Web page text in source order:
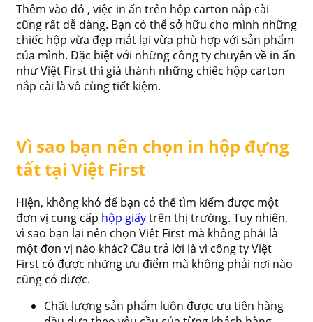
Thêm vào đó , việc in ấn trên hộp carton nắp cài
cũng rất dễ dàng. Bạn có thể sở hữu cho mình những
chiếc hộp vừa đẹp mắt lại vừa phù hợp với sản phẩm
của mình. Đặc biệt với những công ty chuyên về in ấn
như Việt First thì giá thành những chiếc hộp carton
nắp cài là vô cùng tiết kiệm.
Vì sao bạn nên chọn in hộp đựng
tất tại Việt First
Hiện, không khó để bạn có thể tìm kiếm được một
đơn vị cung cấp hộp giấytrên thị trường. Tuy nhiên,
vì sao bạn lại nên chọn Việt First mà không phải là
một đơn vị nào khác? Câu trả lời là vì công ty Việt
First có được những ưu điểm mà không phải nơi nào
cũng có được.
Chất lượng sản phẩm luôn được ưu tiên hàng